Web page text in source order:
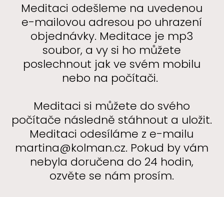
Meditaci odešleme na uvedenou
e-mailovou adresou po uhrazení
objednávky. Meditace je mp3
soubor, a vy si ho můžete
poslechnout jak ve svém mobilu
nebo na počítači.
Meditaci si můžete do svého
počítače následně stáhnout a uložit.
Meditaci odesíláme z e-mailu
martina@kolman.cz. Pokud by vám
nebyla doručena do 24 hodin,
ozvěte se nám prosím.